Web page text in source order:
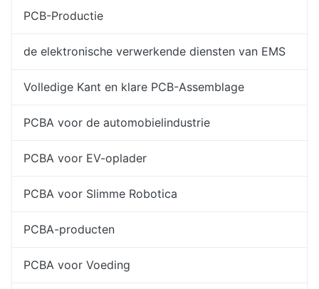
PCB-Productie
de elektronische verwerkende diensten van EMS
Volledige Kant en klare PCB-Assemblage
PCBA voor de automobielindustrie
PCBA voor EV-oplader
PCBA voor Slimme Robotica
PCBA-producten
PCBA voor Voeding